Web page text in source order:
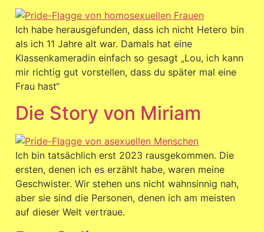
Ich habe herausgefunden, dass ich nicht Hetero bin
als ich 11 Jahre alt war. Damals hat eine
Klassenkameradin einfach so gesagt „Lou, ich kann
mir richtig gut vorstellen, dass du später mal eine
Frau hast“
Die Story von Miriam
Ich bin tatsächlich erst 2023 rausgekommen. Die
ersten, denen ich es erzählt habe, waren meine
Geschwister. Wir stehen uns nicht wahnsinnig nah,
aber sie sind die Personen, denen ich am meisten
auf dieser Welt vertraue.